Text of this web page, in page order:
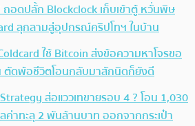
ถอดปลั้ก Blockclock เก็บเข้าตู้ หวั่นพิษ
ลุกลามสู่อุปกรณ์คริปโทฯ ในบ้าน
ใช้ Bitcoin ส่งข้อความหาโจรขอ
ตัดพ้อชีวิตโอนกลับมาสักนิดก็ยังดี
ส่อแววเทขายรอบ 4 ? โอน 1,030
ค่าทะลุ 2 พันล้านบาท ออกจากกระเป๋า